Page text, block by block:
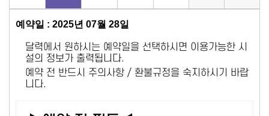
예약일 : 2025년 07월 28일
달력에서 원하시는 예약일을 선택하시면 이용가능한 시
설의 정보가 출력됩니다.
예약 전 반드시 주의사항 / 환불규정을 숙지하시기 바랍
니다.